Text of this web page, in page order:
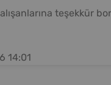
teşekkür
14:01